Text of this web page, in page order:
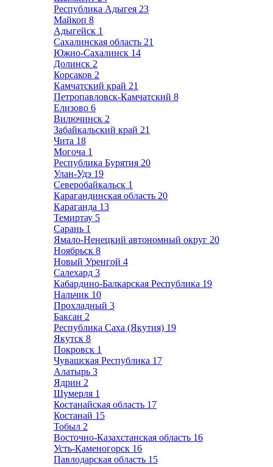
Республика Адыгея 23
Майкоп 8
Адыгейск 1
Сахалинская область 21
Южно-Сахалинск 14
Долинск 2
Корсаков 2
Камчатский край 21
Петропавловск-Камчатский 8
Елизово 6
Вилючинск 2
Забайкальский край 21
Чита 18
Могоча 1
Республика Бурятия 20
Улан-Удэ 19
Северобайкальск 1
Карагандинская область 20
Караганда 13
Темиртау 5
Сарань 1
Ямало-Ненецкий автономный округ 20
Ноябрьск 8
Новый Уренгой 4
Салехард 3
Кабардино-Балкарская Республика 19
Нальчик 10
Прохладный 3
Баксан 2
Республика Саха (Якутия) 19
Якутск 8
Покровск 1
Чувашская Республика 17
Алатырь 3
Ядрин 2
Шумерля 1
Костанайская область 17
Костанай 15
Тобыл 2
Восточно-Казахстанская область 16
Усть-Каменогорск 16
Павлодарская область 15